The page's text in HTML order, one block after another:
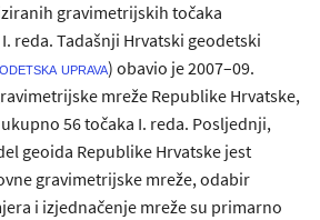
gravimetrijskih točaka
reda. Tadašnji Hrvatski geodetski
uprava) obavio je 2007–09.
mreže Republike Hrvatske,
56 točaka I. reda. Posljednji,
geoida Republike Hrvatske jest
gravimetrijske mreže, odabir
i izjednačenje mreže su primarno